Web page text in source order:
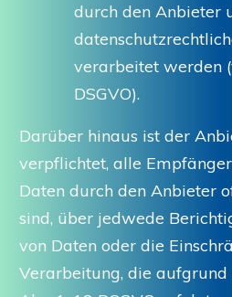
durch den Anbieter
verarbeitet werden
DSGVO).
Darüber hinaus ist der
verpflichtet, alle
Daten durch den Anbieter
sind, über jedwede
von Daten oder die
Verarbeitung, die